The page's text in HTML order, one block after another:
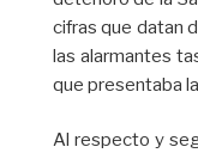
cifras que datan
las alarmantes
que presentaba
Al respecto y